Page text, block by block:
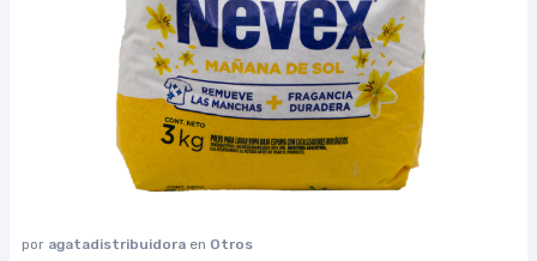
por agatadistribuidora en Otros